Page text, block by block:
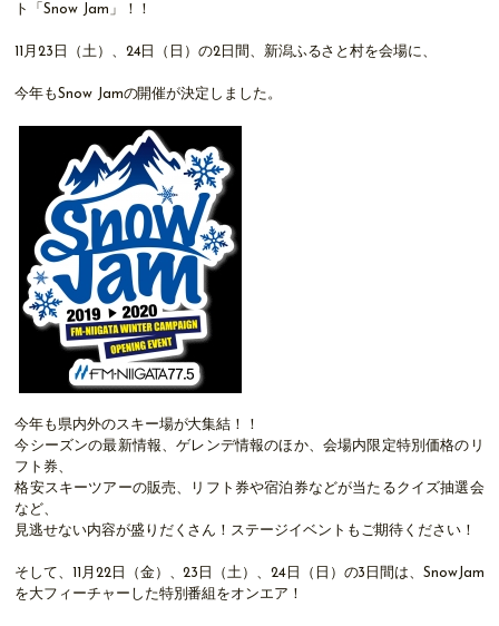
ト「Snow Jam」！！
11月23日（土）、24日（日）の2日間、新潟ふるさと村を会場に、
今年もSnow Jamの開催が決定しました。
今年も県内外のスキー場が大集結！！
今シーズンの最新情報、ゲレンデ情報のほか、会場内限定特別価格のリ
フト券、
格安スキーツアーの販売、リフト券や宿泊券などが当たるクイズ抽選会
など、
見逃せない内容が盛りだくさん！ステージイベントもご期待ください！
そして、11月22日（金）、23日（土）、24日（日）の3日間は、SnowJam
を大フィーチャーした特別番組をオンエア！